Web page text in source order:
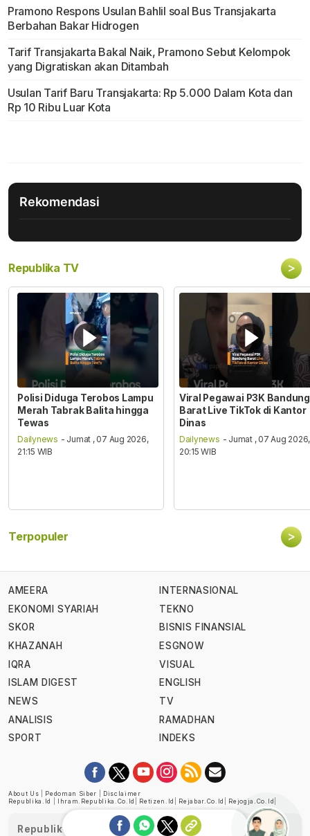
Pramono Respons Usulan Bahlil soal Bus Transjakarta
Berbahan Bakar Hidrogen
Tarif Transjakarta Bakal Naik, Pramono Sebut Kelompok
yang Digratiskan akan Ditambah
Usulan Tarif Baru Transjakarta: Rp 5.000 Dalam Kota dan
Rp 10 Ribu Luar Kota
Rekomendasi
Republika TV >
Polisi Diduga Terobos Lampu
Merah Tabrak Balita hingga
Tewas
Dailynews - Jumat , 07 Aug 2026,
21:15 WIB
Viral Pegawai P3K Bandung
Barat Live TikTok di Kantor
Dinas
Dailynews - Jumat , 07 Aug 2026,
20:15 WIB
Terpopuler >
AMEERA
EKONOMI SYARIAH
SKOR
KHAZANAH
IQRA
ISLAM DIGEST
NEWS
ANALISIS
SPORT
INTERNASIONAL
TEKNO
BISNIS FINANSIAL
ESGNOW
VISUAL
ENGLISH
TV
RAMADHAN
INDEKS
About Us Pedoman Siber
Disclaimer
Republika.id
Ihram.republika.co.id Retizen.id Rejabar.co.id Rejogja.co.id
Republika telah diverifikasi oleh Dewan Pers